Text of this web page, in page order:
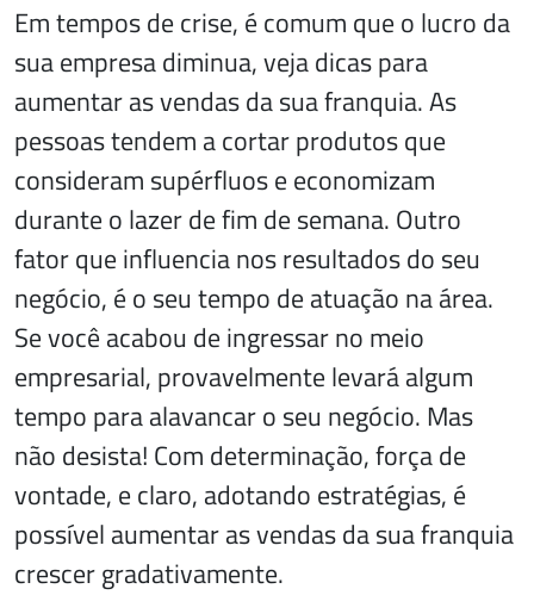
Em tempos de crise, é comum que o lucro da
sua empresa diminua, veja dicas para
aumentar as vendas da sua franquia. As
pessoas tendem a cortar produtos que
consideram supérfluos e economizam
durante o lazer de fim de semana. Outro
fator que influencia nos resultados do seu
negócio, é o seu tempo de atuação na área.
Se você acabou de ingressar no meio
empresarial, provavelmente levará algum
tempo para alavancar o seu negócio. Mas
não desista! Com determinação, força de
vontade, e claro, adotando estratégias, é
possível aumentar as vendas da sua franquia
crescer gradativamente.